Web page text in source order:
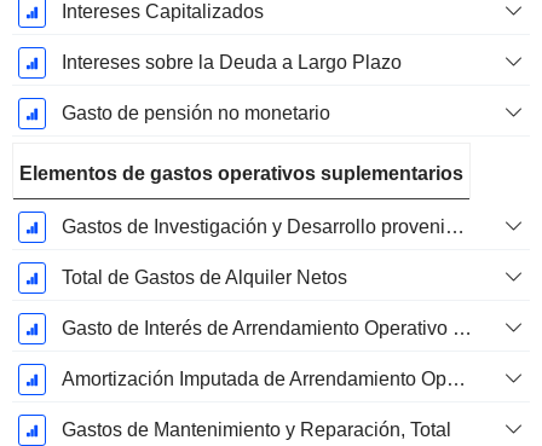
Intereses Capitalizados
Intereses sobre la Deuda a Largo Plazo
Gasto de pensión no monetario
Elementos de gastos operativos suplementarios
Gastos de Investigación y Desarrollo provenientes de las Notas al Pie de Página
Total de Gastos de Alquiler Netos
Gasto de Interés de Arrendamiento Operativo Imputado
Amortización Imputada de Arrendamiento Operativo
Gastos de Mantenimiento y Reparación, Total